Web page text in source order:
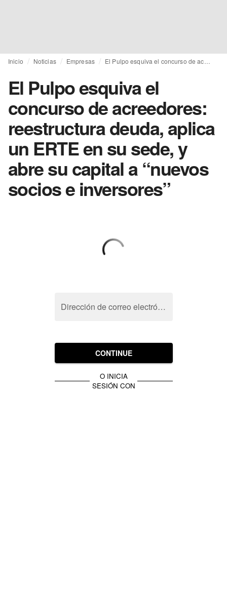
Inicio Noticias Empresas
El Pulpo esquiva el
concurso de acreedores:
reestructura deuda, aplica
un ERTE en su sede, y
abre su capital a “nuevos
socios e inversores”
Dirección de correo electrónico
CONTINUE
O INICIA
SESIÓN CON